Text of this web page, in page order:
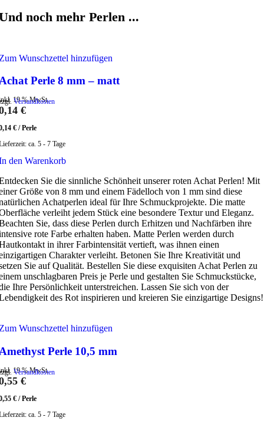
noch mehr Perlen ...
Wunschzettel hinzufügen
Perle 8 mm – matt
19 % MwSt.
Versandkosten
€
€ /Perle
ca. 5 - 7 Tage
den Warenkorb
Sie die sinnliche Schönheit unserer roten Achat Perlen! Mit
Größe von 8 mm und einem Fädelloch von 1 mm sind diese
Achatperlen ideal für Ihre Schmuckprojekte. Die matte
verleiht jedem Stück eine besondere Textur und Eleganz.
Sie, dass diese Perlen durch Erhitzen und Nachfärben ihre
rote Farbe erhalten haben. Matte Perlen werden durch
in ihrer Farbintensität vertieft, was ihnen einen
Charakter verleiht. Betonen Sie Ihre Kreativität und
Sie auf Qualität. Bestellen Sie diese exquisiten Achat Perlen zu
unschlagbaren Preis je Perle und gestalten Sie Schmuckstücke,
Ihre Persönlichkeit unterstreichen. Lassen Sie sich von der
des Rot inspirieren und kreieren Sie einzigartige Designs!
Wunschzettel hinzufügen
Perle 10,5 mm
19 % MwSt.
Versandkosten
€
€ /Perle
ca. 5 - 7 Tage